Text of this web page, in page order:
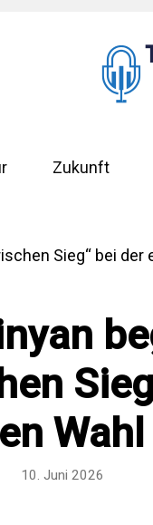
Zukunft
10. Juni 2026